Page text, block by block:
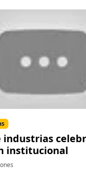
industrias
institucional